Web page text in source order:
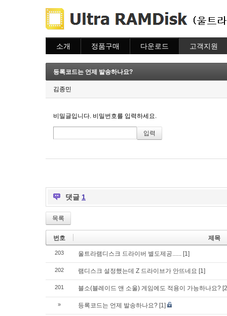
소개 정품구매
주문조회
이용안내
다운로드 고객지원
질문하기
등록코드는 언제 발송하나요?
김종민
비밀글입니다. 비밀번호를 입력하세요.
댓글 1
목록
번호 제목
203 울트라램디스크 드라이버 별도제공...... [1]
202 램디스크 설정했는데 Z 드라이브가 안뜨네요 [1]
201 블소(블레이드 앤 소울) 게임에도 적용이 가능하나요?
» 등록코드는 언제 발송하나요? [1]